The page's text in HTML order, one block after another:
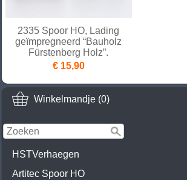
Winkelmandje (0)
HSTVerhaegen
Artitec Spoor HO
2335 Spoor HO, Lading
geïmpregneerd “Bauholz
Fürstenberg Holz”.
€ 15,90